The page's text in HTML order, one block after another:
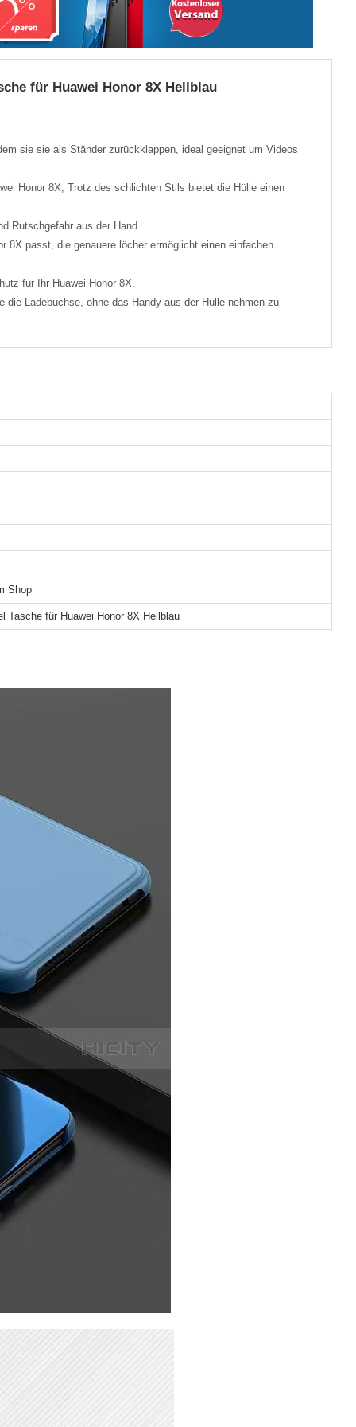
für Huawei Honor 8X Hellblau
sie sie als Ständer zurückklappen, ideal geeignet um Videos
Honor 8X, Trotz des schlichten Stils bietet die Hülle einen
Rutschgefahr aus der Hand.
8X passt, die genauere löcher ermöglicht einen einfachen
für Ihr Huawei Honor 8X.
Ladebuchse, ohne das Handy aus der Hülle nehmen zu
Shop
Tasche für Huawei Honor 8X Hellblau